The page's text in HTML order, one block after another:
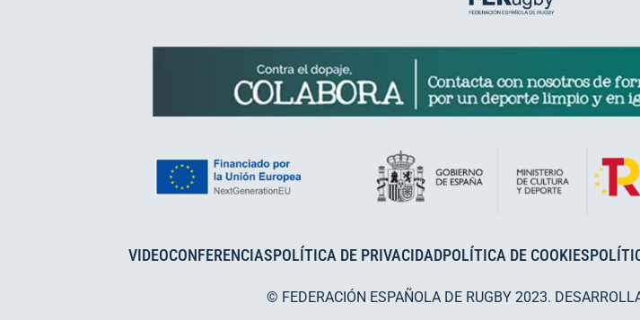
VIDEOCONFERENCIASPOLÍTICA DE PRIVACIDADPOLÍTICA DE COOKIES
© FEDERACIÓN ESPAÑOLA DE RUGBY 2023.